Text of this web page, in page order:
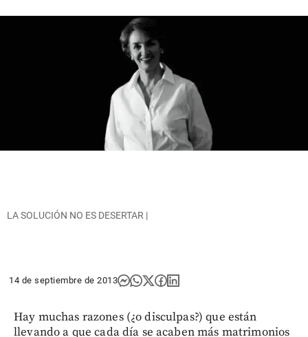
LA SOLUCIÓN NO ES DESERTAR |
14 de septiembre de 2013
Hay muchas razones (¿o disculpas?) que están
llevando a que cada día se acaben más matrimonios